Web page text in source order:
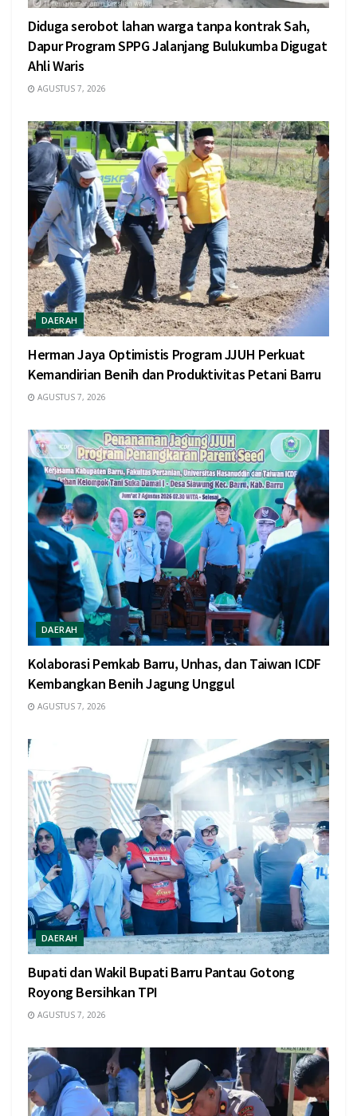
Diduga serobot lahan warga tanpa kontrak Sah,
Dapur Program SPPG Jalanjang Bulukumba Digugat
Ahli Waris
AGUSTUS 7, 2026
DAERAH
Herman Jaya Optimistis Program JJUH Perkuat
Kemandirian Benih dan Produktivitas Petani Barru
AGUSTUS 7, 2026
DAERAH
Kolaborasi Pemkab Barru, Unhas, dan Taiwan ICDF
Kembangkan Benih Jagung Unggul
AGUSTUS 7, 2026
DAERAH
Bupati dan Wakil Bupati Barru Pantau Gotong
Royong Bersihkan TPI
AGUSTUS 7, 2026